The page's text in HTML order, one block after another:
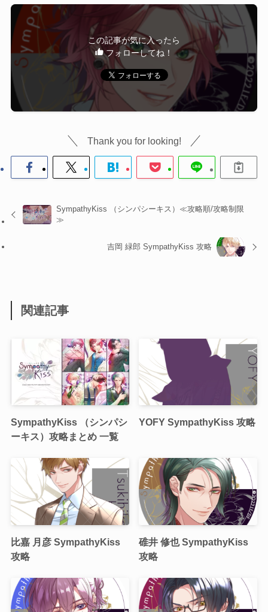
この記事が気に入ったら
フォローしてね！
Thank you for looking!
SympathyKiss （シンパシーキス）≪攻略順/攻略制限
≫
吉岡 緑郎 SympathyKiss 攻略
関連記事
SympathyKiss （シンパシ
ーキス）攻略まとめ 一覧
YOFY SympathyKiss 攻略
比嘉 月彦 SympathyKiss
攻略
碓井 修也 SympathyKiss
攻略